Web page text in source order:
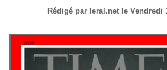
Rédigé par leral.net le Vendredi